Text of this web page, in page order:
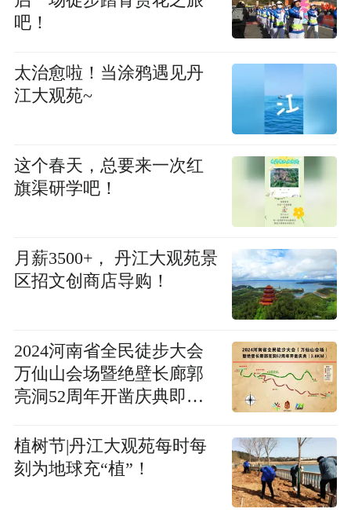
吧！
太治愈啦！当涂鸦遇见丹
江大观苑~
这个春天，总要来一次红
旗渠研学吧！
月薪3500+， 丹江大观苑景
区招文创商店导购！
2024河南省全民徒步大会
万仙山会场暨绝壁长廊郭
亮洞52周年开凿庆典即将
植树节|丹江大观苑每时每
刻为地球充“植”！